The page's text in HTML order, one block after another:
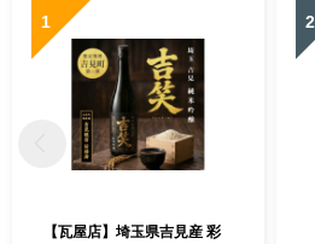
1
【瓦屋店】埼玉県吉見産 彩
2